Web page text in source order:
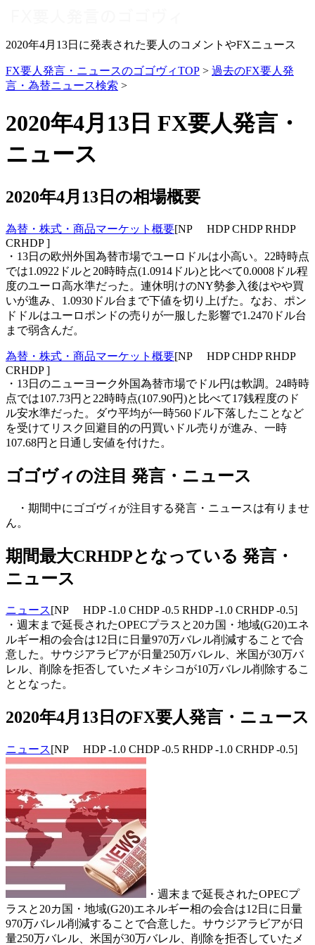
2020年4月13日に発表された要人のコメントやFXニュース
FX要人発言・ニュースのゴゴヴィTOP > 過去のFX要人発
言・為替ニュース検索 >
2020年4月13日 FX要人発言・
ニュース
2020年4月13日の相場概要
為替・株式・商品マーケット概要[NP HDP CHDP RHDP
CRHDP ]
・13日の欧州外国為替市場でユーロドルは小高い。22時時点
では1.0922ドルと20時時点(1.0914ドル)と比べて0.0008ドル程
度のユーロ高水準だった。連休明けのNY勢参入後はやや買
いが進み、1.0930ドル台まで下値を切り上げた。なお、ポン
ドドルはユーロポンドの売りが一服した影響で1.2470ドル台
まで弱含んだ。
為替・株式・商品マーケット概要[NP HDP CHDP RHDP
CRHDP ]
・13日のニューヨーク外国為替市場でドル円は軟調。24時時
点では107.73円と22時時点(107.90円)と比べて17銭程度のド
ル安水準だった。ダウ平均が一時560ドル下落したことなど
を受けてリスク回避目的の円買いドル売りが進み、一時
107.68円と日通し安値を付けた。
ゴゴヴィの注目 発言・ニュース
・期間中にゴゴヴィが注目する発言・ニュースは有りませ
ん。
期間最大CRHDPとなっている 発言・
ニュース
ニュース[NP HDP -1.0 CHDP -0.5 RHDP -1.0 CRHDP -0.5]
・週末まで延長されたOPECプラスと20カ国・地域(G20)エネ
ルギー相の会合は12日に日量970万バレル削減することで合
意した。サウジアラビアが日量250万バレル、米国が30万バ
レル、削除を拒否していたメキシコが10万バレル削除するこ
ととなった。
2020年4月13日のFX要人発言・ニュース
ニュース[NP HDP -1.0 CHDP -0.5 RHDP -1.0 CRHDP -0.5]
・週末まで延長されたOPECプ
ラスと20カ国・地域(G20)エネルギー相の会合は12日に日量
970万バレル削減することで合意した。サウジアラビアが日
量250万バレル、米国が30万バレル、削除を拒否していたメ